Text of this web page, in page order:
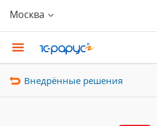
Москва
Внедрённые решения